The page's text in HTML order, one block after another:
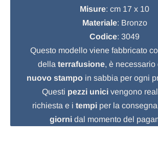
Misure: cm 17 x 10
Materiale: Bronzo
Codice: 3049
Questo modello viene fabbricato
della terrafusione, è necessario
nuovo stampoin sabbia per ogni
Questi pezzi unicivengono
richiesta e i tempiper la
giorni dal momento del